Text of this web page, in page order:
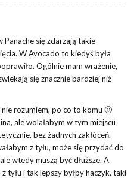
Panache się zdarzają takie
W Avocado to kiedyś była
Ogólnie mam wrażenie,
się znacznie bardziej niż
nie rozumiem, po co to komu 🙂
ale wolałabym w tym miejscu
bez żadnych zakłóceń.
z tyłu, może się przydać do
wtedy muszą być dłuższe. A
tyłu i tak lepszy byłby haczyk, taki